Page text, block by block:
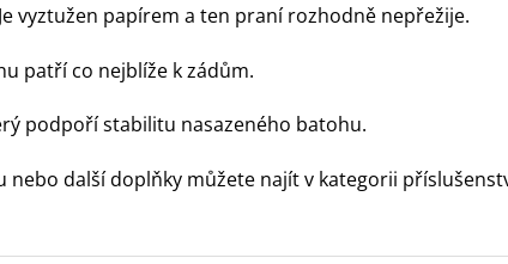
vyztužen papírem a ten praní rozhodně nepřežije.
patří co nejblíže k zádům.
podpoří stabilitu nasazeného batohu.
nebo další doplňky můžete najít v kategorii